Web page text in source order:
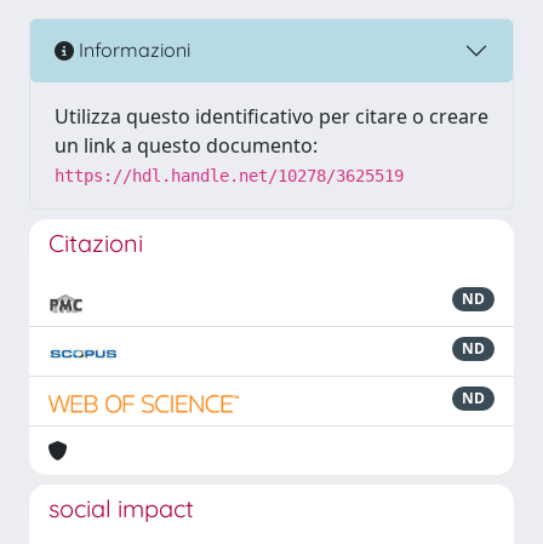
Informazioni
Utilizza questo identificativo per citare o creare
un link a questo documento:
https://hdl.handle.net/10278/3625519
Citazioni
ND
ND
ND
social impact